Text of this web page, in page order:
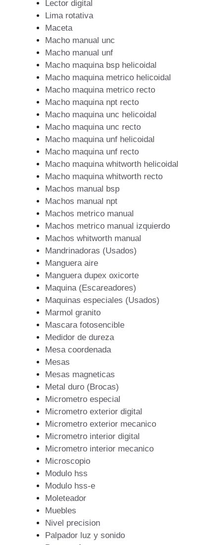
Lector digital
Lima rotativa
Maceta
Macho manual unc
Macho manual unf
Macho maquina bsp helicoidal
Macho maquina metrico helicoidal
Macho maquina metrico recto
Macho maquina npt recto
Macho maquina unc helicoidal
Macho maquina unc recto
Macho maquina unf helicoidal
Macho maquina unf recto
Macho maquina whitworth helicoidal
Macho maquina whitworth recto
Machos manual bsp
Machos manual npt
Machos metrico manual
Machos metrico manual izquierdo
Machos whitworth manual
Mandrinadoras (Usados)
Manguera aire
Manguera dupex oxicorte
Maquina (Escareadores)
Maquinas especiales (Usados)
Marmol granito
Mascara fotosencible
Medidor de dureza
Mesa coordenada
Mesas
Mesas magneticas
Metal duro (Brocas)
Micrometro especial
Micrometro exterior digital
Micrometro exterior mecanico
Micrometro interior digital
Micrometro interior mecanico
Microscopio
Modulo hss
Modulo hss-e
Moleteador
Muebles
Nivel precision
Palpador luz y sonido